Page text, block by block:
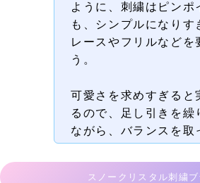
ように、刺繍はピンポ
も、シンプルになりす
レースやフリルなどを
う。
可愛さを求めすぎると
るので、足し引きを繰
ながら、バランスを取
スノークリスタル刺繍ブ